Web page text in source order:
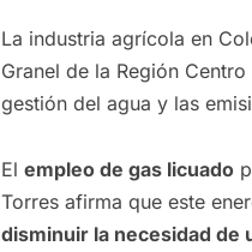
La industria agrícola en
Granel de la Región
gestión del agua y las
El empleo de gas licuado
Torres afirma que este
disminuir la necesidad de